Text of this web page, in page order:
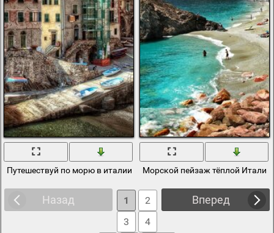
Путешествуй по морю в италии Морской пейзаж тёплой Италии
Назад Вперед
1
2
3
4